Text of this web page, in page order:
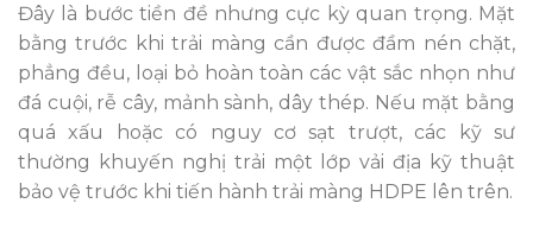
Đây là bước tiền đề nhưng cực kỳ quan trọng. Mặt
bằng trước khi trải màng cần được đầm nén chặt,
phẳng đều, loại bỏ hoàn toàn các vật sắc nhọn như
đá cuội, rễ cây, mảnh sành, dây thép. Nếu mặt bằng
quá xấu hoặc có nguy cơ sạt trượt, các kỹ sư
thường khuyến nghị trải một lớp vải địa kỹ thuật
bảo vệ trước khi tiến hành trải màng HDPE lên trên.